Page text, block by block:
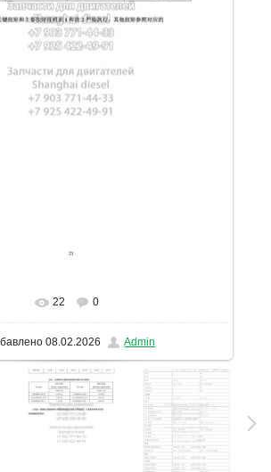
размере 1131x1600
22 0
08.02.2026 Admin